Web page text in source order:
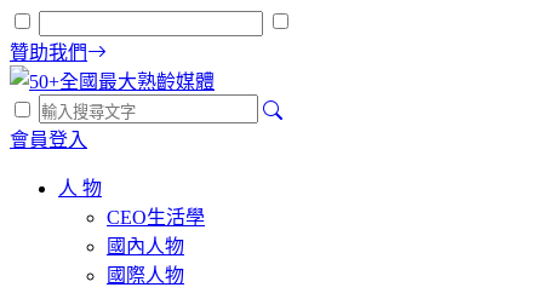
贊助我們
會員登入
人 物
CEO生活學
國內人物
國際人物